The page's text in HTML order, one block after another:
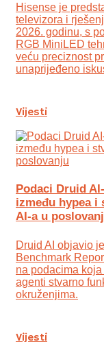
Hisense je
televizora i
2026. godinu, s
RGB MiniLED
veću preciznost
unaprijeđeno
Vijesti
Podaci Druid
između hypea i
AI-a u
Druid AI objavio
Benchmark
na podacima koja
agenti stvarno
okruženjima.
Vijesti